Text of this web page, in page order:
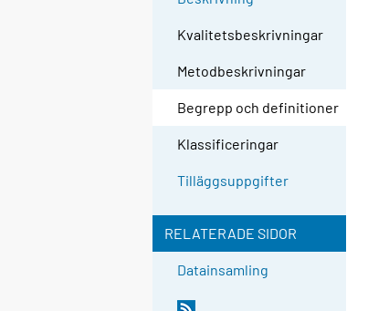
Kvalitetsbeskrivningar
Metodbeskrivningar
Begrepp och definitioner
Klassificeringar
Tilläggsuppgifter
RELATERADE SIDOR
Datainsamling